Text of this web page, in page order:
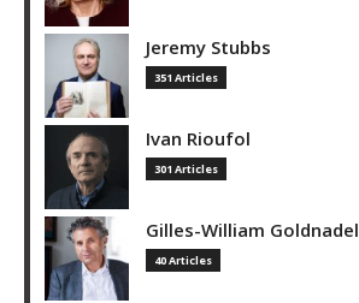
Jeremy Stubbs
351 Articles
Ivan Rioufol
301 Articles
Gilles-William Goldnadel
40 Articles